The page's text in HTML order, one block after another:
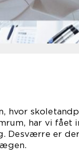
hvor
har vi fået
Desværre er der